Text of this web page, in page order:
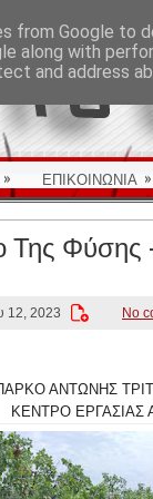
» ΕΠΙΚΟΙΝΩΝΙΑ »
Της Φύσης
12, 2023 No
ΑΝΤΩΝΗΣ
ΚΕΝΤΡΟ ΕΡΓΑΣΙΑΣ
from Google to
along with
and address